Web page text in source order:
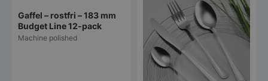
Gaffel – rostfri – 183 mm
Budget Line 12-pack
Machine polished